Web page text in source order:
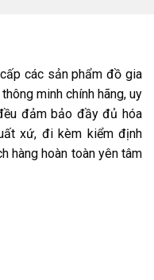
các sản phẩm đồ gia
minh chính hãng, uy
đảm bảo đầy đủ hóa
xứ, đi kèm kiểm định
hàng hoàn toàn yên tâm